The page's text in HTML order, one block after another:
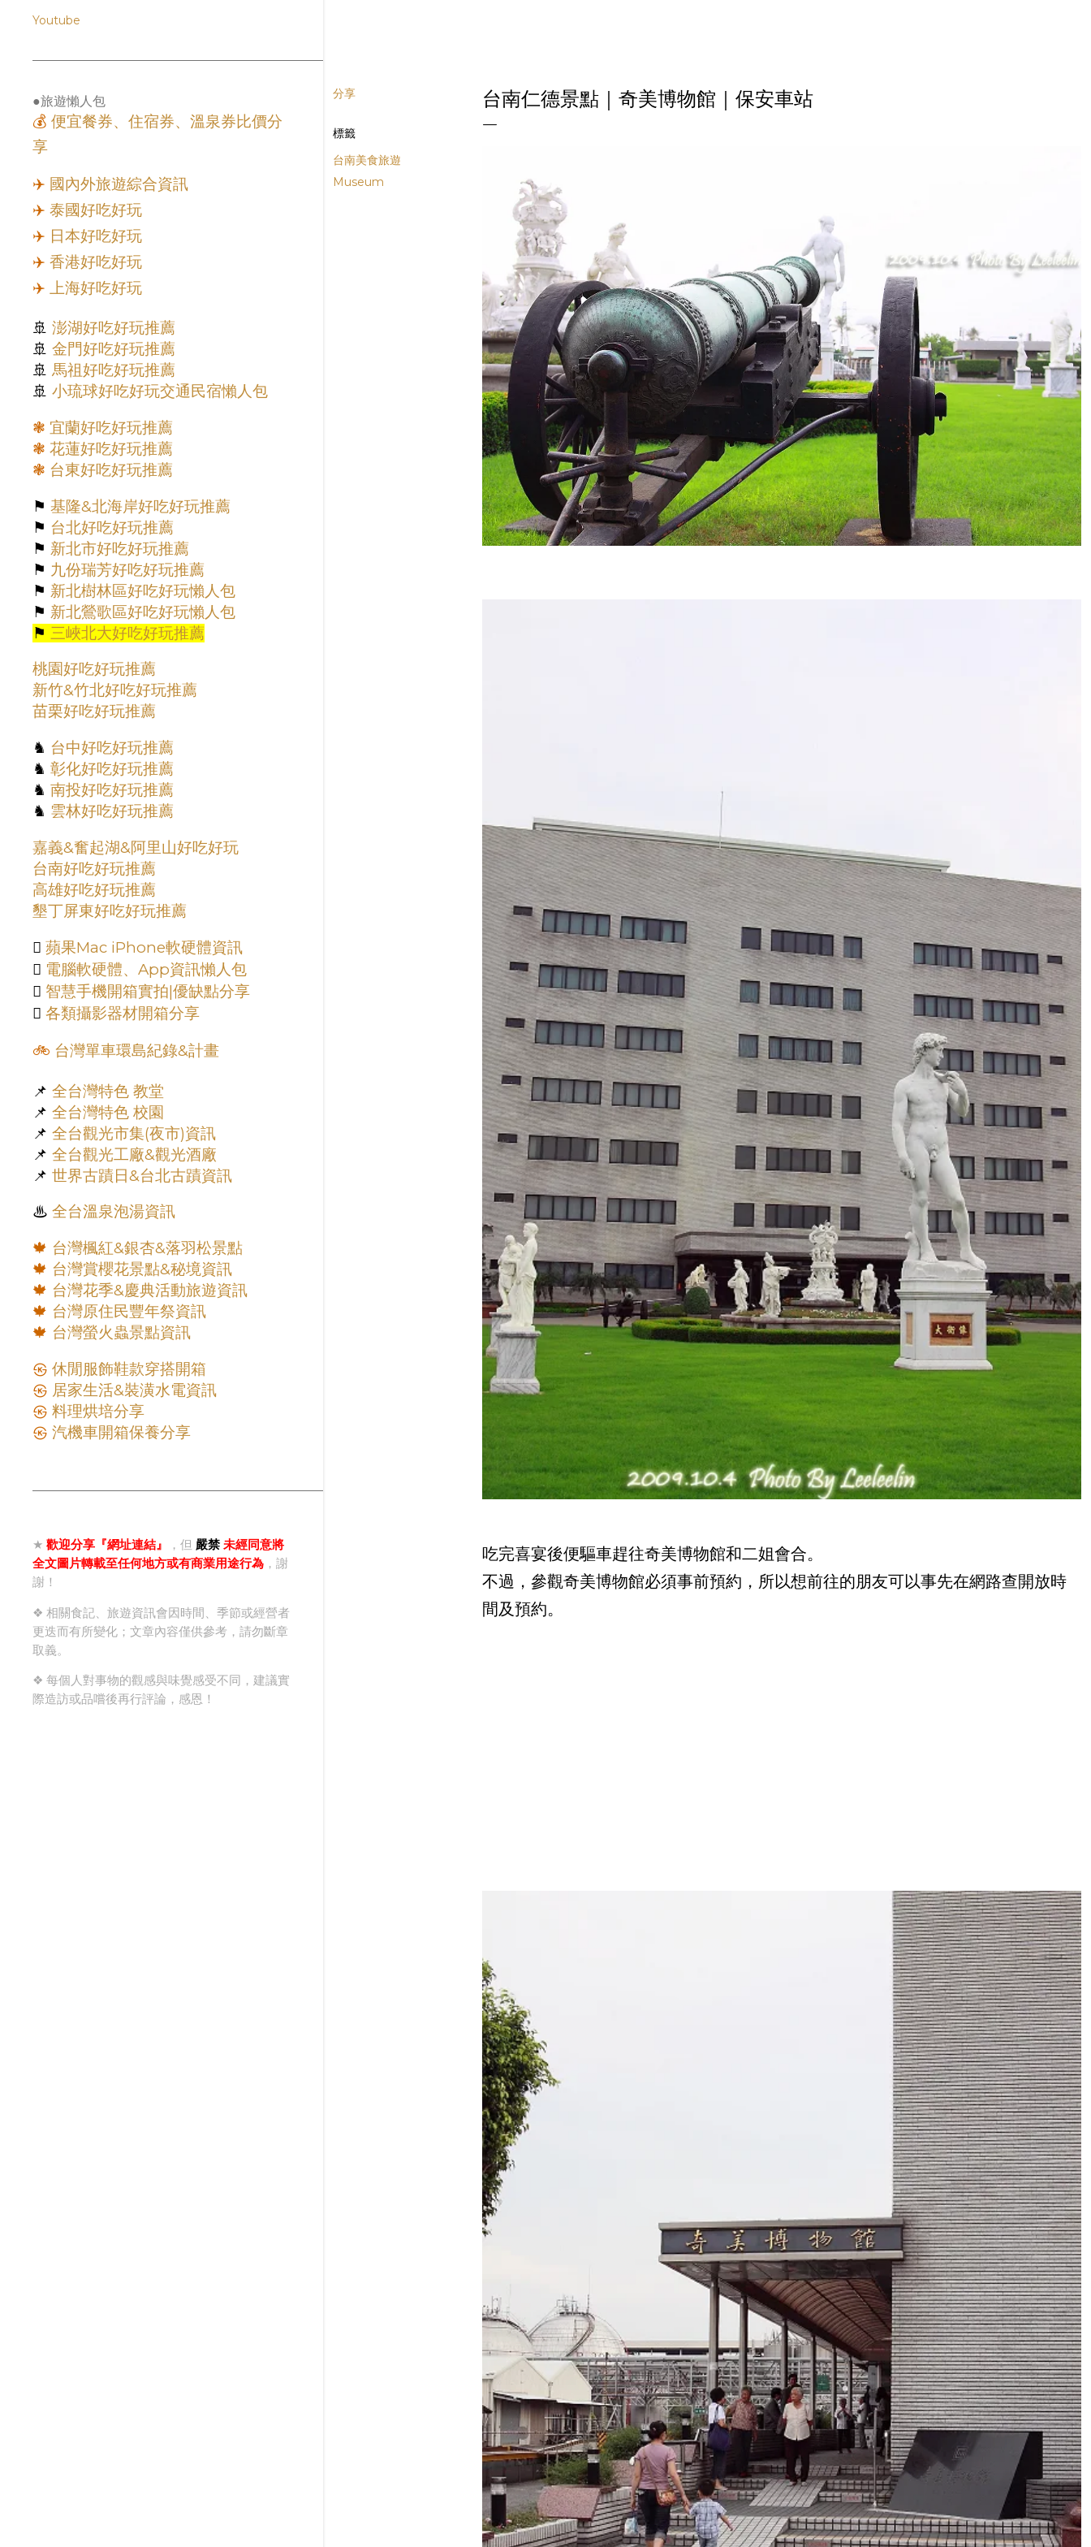
分享
標籤
台南美食旅遊
Museum
台南仁德景點｜奇美博物館｜保安車站
吃完喜宴後便驅車趕往奇美博物館和二姐會合。
不過，參觀奇美博物館必須事前預約，所以想前往的朋友可以事先在網路查開放時
間及預約。
Youtube
●旅遊懶人包
💰 便宜餐券、住宿券、溫泉券比價分
享
✈️ 國內外旅遊綜合資訊
✈️ 泰國好吃好玩
✈️ 日本好吃好玩
✈️ 香港好吃好玩
✈️ 上海好吃好玩
🚢 澎湖好吃好玩推薦
🚢 金門好吃好玩推薦
🚢 馬祖好吃好玩推薦
🚢 小琉球好吃好玩交通民宿懶人包
❃ 宜蘭好吃好玩推薦
❃ 花蓮好吃好玩推薦
❃ 台東好吃好玩推薦
⚑ 基隆&北海岸好吃好玩推薦
⚑ 台北好吃好玩推薦
⚑ 新北市好吃好玩推薦
⚑ 九份瑞芳好吃好玩推薦
⚑ 新北樹林區好吃好玩懶人包
⚑ 新北鶯歌區好吃好玩懶人包
⚑ 三峽北大好吃好玩推薦
桃園好吃好玩推薦
新竹&竹北好吃好玩推薦
苗栗好吃好玩推薦
♞ 台中好吃好玩推薦
♞ 彰化好吃好玩推薦
♞ 南投好吃好玩推薦
♞ 雲林好吃好玩推薦
嘉義&奮起湖&阿里山好吃好玩
台南好吃好玩推薦
高雄好吃好玩推薦
墾丁屏東好吃好玩推薦
 蘋果Mac iPhone軟硬體資訊
 電腦軟硬體、App資訊懶人包
 智慧手機開箱實拍|優缺點分享
 各類攝影器材開箱分享
🚲 台灣單車環島紀錄&計畫
📌 全台灣特色 教堂
📌 全台灣特色 校園
📌 全台觀光市集(夜市)資訊
📌 全台觀光工廠&觀光酒廠
📌 世界古蹟日&台北古蹟資訊
♨︎ 全台溫泉泡湯資訊
🍁 台灣楓紅&銀杏&落羽松景點
🍁 台灣賞櫻花景點&秘境資訊
🍁 台灣花季&慶典活動旅遊資訊
🍁 台灣原住民豐年祭資訊
🍁 台灣螢火蟲景點資訊
㉿ 休閒服飾鞋款穿搭開箱
㉿ 居家生活&裝潢水電資訊
㉿ 料理烘培分享
㉿ 汽機車開箱保養分享
★ 歡迎分享『網址連結』 ，但 嚴禁 未經同意將
全文圖片轉載至任何地方或有商業用途行為 ，謝
謝！
❖ 相關食記、旅遊資訊會因時間、季節或經營者
更迭而有所變化；文章內容僅供參考，請勿斷章
取義。
❖ 每個人對事物的觀感與味覺感受不同，建議實
際造訪或品嚐後再行評論，感恩！